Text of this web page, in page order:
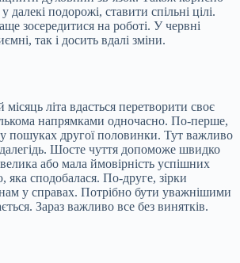
далекі подорожі, ставити спільні цілі.
зосередитися на роботі. У червні
так і досить вдалі зміни.
літа вдасться перетворити своє
напрямками одночасно. По-перше,
пошуках другої половинки. Тут важливо
Шосте чуття допоможе швидко
або мала ймовірність успішних
яка сподобалася. По-друге, зірки
у справах. Потрібно бути уважнішими
Зараз важливо все без винятків.